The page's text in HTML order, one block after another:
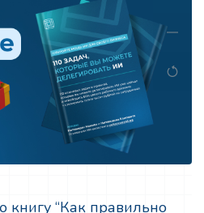
книгу “Как правильно